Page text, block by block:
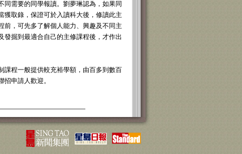
需要的同學報讀。劉夢琳認為，如果同
獲取錄，保證可於入讀科大後，修讀此主
前，可先多了解個人能力、興趣及不同主
掘到最適合自己的主修課程後，才作出
課程一般提供較充裕學額，由百多到數百
申請人歡迎。